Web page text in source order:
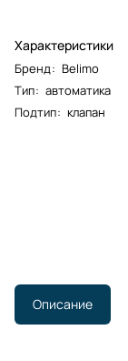
Характеристики
Бренд: Belimo
Тип: автоматика
Подтип: клапан
Описание